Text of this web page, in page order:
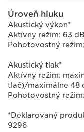
Úroveň hluku
Akustický výkon*
Aktívny režim: 63
Pohotovostný
Akustický tlak*
Aktívny režim:
tlač)/maximálne 48
Pohotovostný
*Deklarovaný
9296